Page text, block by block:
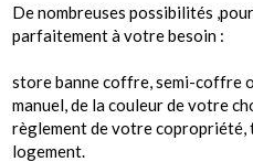
De nombreuses possibilités
parfaitement à votre besoin :
store banne coffre, semi-coffre
manuel, de la couleur de votre
règlement de votre
logement.